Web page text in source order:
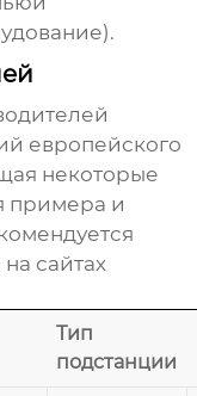
).
европейского
некоторые
примера и
сайтах
Тип
подстанции